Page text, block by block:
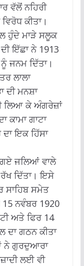
ਵੱਲੋਂ ਨਹਿਰੀ
ਕੀਤਾ।
ਹੁੰਦੇ ਮਾੜੇ ਸਲੂਕ
ਇੱਛਾ ਨੇ 1913
ਜਨਮ ਦਿੱਤਾ।
ਲਾਲਾ
ਦੀ ਮਨਸ਼ਾ
ਲਿਆ ਕੇ ਅੰਗਰੇਜ਼ਾਂ
ਕਾਮਾ ਗਾਟਾ
ਦਾ ਇਕ ਹਿੱਸਾ
ਜਲਿਆਂ ਵਾਲੇ
ਦਿੱਤਾ। ਇਸੇ
ਸਾਹਿਬ ਸਮੇਤ
ਨਵੰਬਰ 1920
ਅਤੇ ਫਿਰ 14
ਦਾ ਗਠਨ ਕੀਤਾ
ਨੇ ਗੁਰਦੁਆਰਾ
ਲਈ ਵੀ